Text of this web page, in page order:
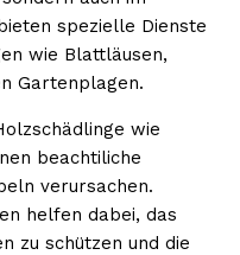
spezielle Dienste
wie Blattläusen,
Gartenplagen.
wie
beachtiliche
verursachen.
helfen dabei, das
zu schützen und die